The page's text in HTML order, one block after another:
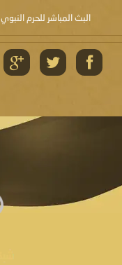
البث المباشر للحرم النبوي